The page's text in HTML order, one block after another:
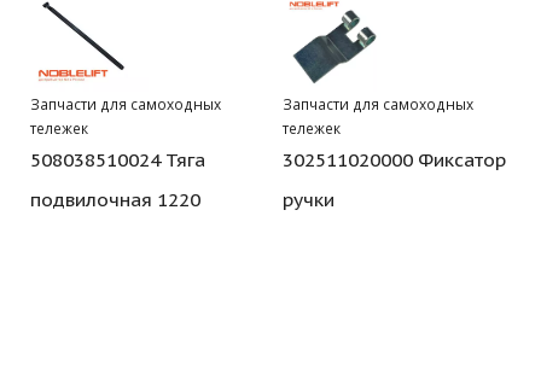
Запчасти для самоходных
тележек
508038510024 Тяга
подвилочная 1220
Запчасти для самоходных
тележек
302511020000 Фиксатор
ручки